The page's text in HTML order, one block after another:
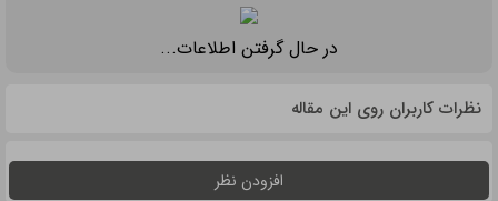
در حال گرفتن اطلاعات...
نظرات کاربران روی این مقاله
افزودن نظر